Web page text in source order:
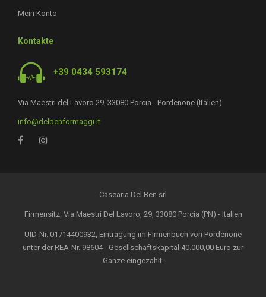
Mein Konto
Kontakte
+39 0434 593174
Via Maestri del Lavoro 29, 33080 Porcia - Pordenone (Italien)
info@delbenformaggi.it
Casearia Del Ben srl
Firmensitz: Via Maestri Del Lavoro, 29, 33080 Porcia (PN) - Italien
UID-Nr. 01714400932, Eintragung im Firmenbuch von Pordenone
unter der REA-Nr. 98604 - Gesellschaftskapital 40.000,00 Euro zur
Gänze eingezahlt.